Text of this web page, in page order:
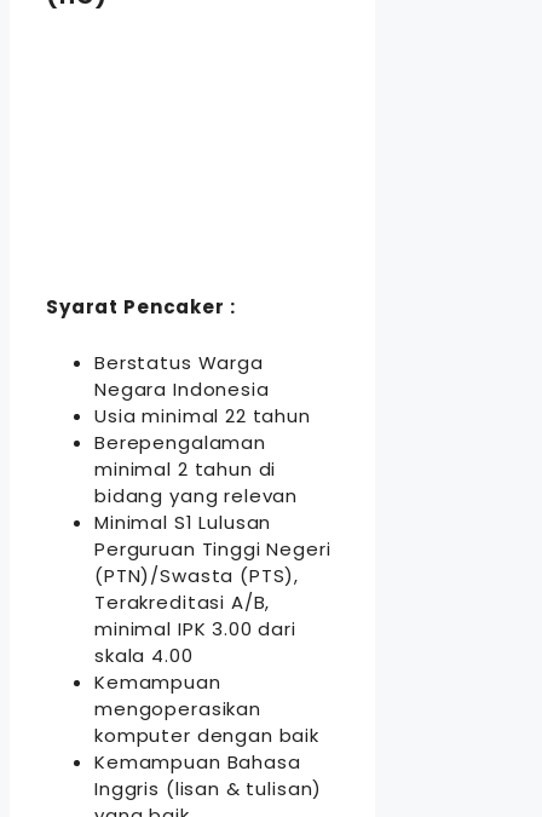
Syarat Pencaker :
Berstatus Warga
Negara Indonesia
Usia minimal 22 tahun
Berepengalaman
minimal 2 tahun di
bidang yang relevan
Minimal S1 Lulusan
Perguruan Tinggi Negeri
(PTN)/Swasta (PTS),
Terakreditasi A/B,
minimal IPK 3.00 dari
skala 4.00
Kemampuan
mengoperasikan
komputer dengan baik
Kemampuan Bahasa
Inggris (lisan & tulisan)